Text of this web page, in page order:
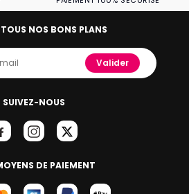
SUIVEZ-NOUS
DE PAIEMENT
TOUS NOS BONS PLANS
Valider